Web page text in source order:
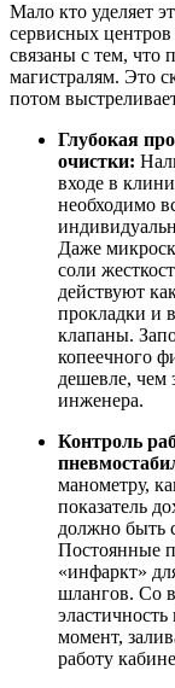
Мало кто уделяет
сервисных
связаны с тем, что
магистралям. Это
потом
Глубокая
очистки:
входе в
необходимо
Даже
соли
действуют
прокладки и
клапаны.
копеечного
дешевле, чем
инженера.
Контроль
манометру,
показатель
должно быть
Постоянные
«инфаркт»
шлангов. Со
момент,
работу